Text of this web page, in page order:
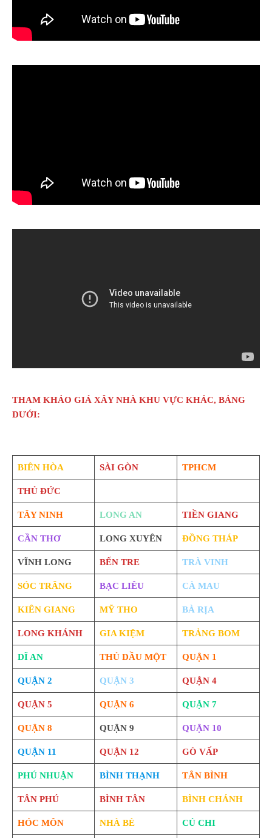
THAM KHẢO GIÁ XÂY NHÀ KHU VỰC KHÁC, BẢNG
DƯỚI:
BIÊN HÒA SÀI GÒN TPHCM
THỦ ĐỨC
TÂY NINH LONG AN TIỀN GIANG
CẦN THƠ LONG XUYÊN ĐỒNG THÁP
VĨNH LONG BẾN TRE TRÀ VINH
SÓC TRĂNG BẠC LIÊU CÀ MAU
KIÊN GIANG MỸ THO BÀ RỊA
LONG KHÁNH GIA KIỆM TRẢNG BOM
DĨ AN THỦ DẦU MỘT QUẬN 1
QUẬN 2 QUẬN 3 QUẬN 4
QUẬN 5 QUẬN 6 QUẬN 7
QUẬN 8 QUẬN 9 QUẬN 10
QUẬN 11 QUẬN 12 GÒ VẤP
PHÚ NHUẬN BÌNH THẠNH TÂN BÌNH
TÂN PHÚ BÌNH TÂN BÌNH CHÁNH
HÓC MÔN NHÀ BÈ CỦ CHI